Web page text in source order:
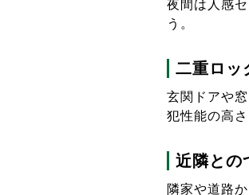
夜間は人感
う。
二重ロッ
玄関ドアや
犯性能の高
近隣との
隣家や道路